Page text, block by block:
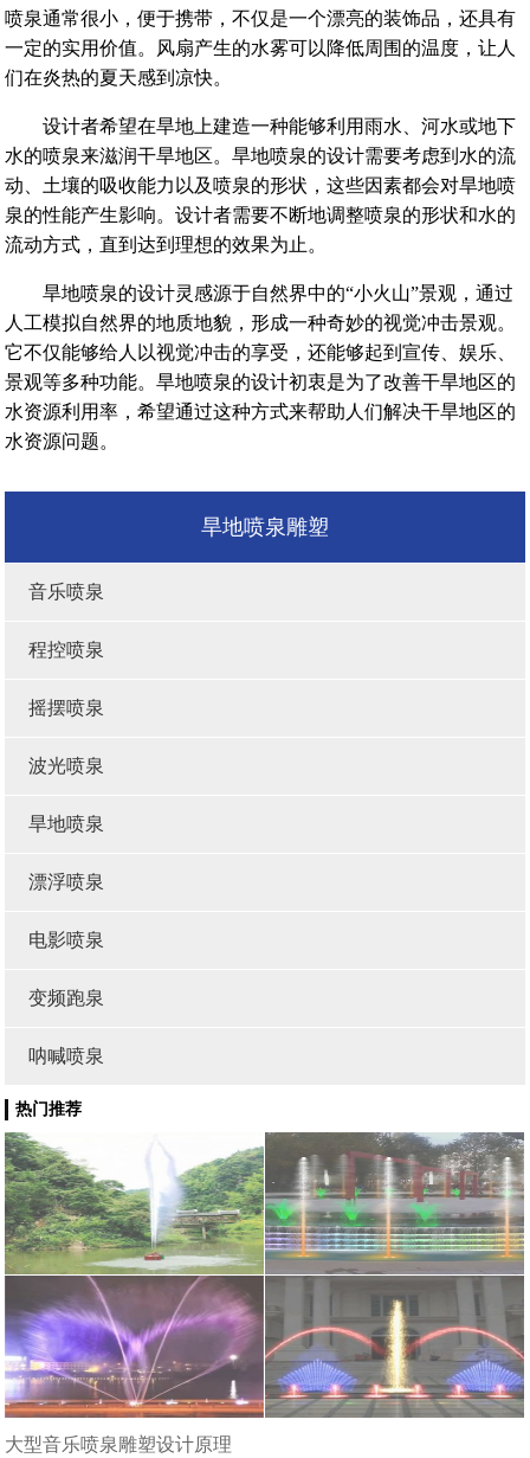
喷泉通常很小，便于携带，不仅是一个漂亮的装饰品，还具有
一定的实用价值。风扇产生的水雾可以降低周围的温度，让人
们在炎热的夏天感到凉快。
设计者希望在旱地上建造一种能够利用雨水、河水或地下
水的喷泉来滋润干旱地区。旱地喷泉的设计需要考虑到水的流
动、土壤的吸收能力以及喷泉的形状，这些因素都会对旱地喷
泉的性能产生影响。设计者需要不断地调整喷泉的形状和水的
流动方式，直到达到理想的效果为止‌。
旱地喷泉的设计灵感源于自然界中的“小火山”景观，通过
人工模拟自然界的地质地貌，形成一种奇妙的视觉冲击景观。
它不仅能够给人以视觉冲击的享受，还能够起到宣传、娱乐、
景观等多种功能。旱地喷泉的设计初衷是为了改善干旱地区的
水资源利用率，希望通过这种方式来帮助人们解决干旱地区的
水资源问题。
旱地喷泉雕塑
音乐喷泉
程控喷泉
摇摆喷泉
波光喷泉
旱地喷泉
漂浮喷泉
电影喷泉
变频跑泉
呐喊喷泉
热门推荐
大型音乐喷泉雕塑设计原理